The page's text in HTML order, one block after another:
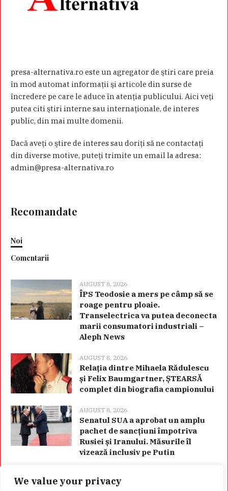
We value your privacy
presa-alternativa.ro este un agregator de ştiri care preia
în mod automat informaţii şi articole din surse de
încredere pe care le aduce în atenţia publicului. Aici veţi
putea citi ştiri interne sau internaţionale, de interes
public, din mai multe domenii.
Dacă aveţi o ştire de interes sau doriţi să ne contactaţi
din diverse motive, puteţi trimite un email la adresa:
admin@presa-alternativa.ro
Recomandate
Noi
Comentarii
AUGUST 8, 2026
ÎPS Teodosie a mers pe câmp să se
roage pentru ploaie.
Transelectrica va putea deconecta
marii consumatori industriali –
Aleph News
AUGUST 8, 2026
Relația dintre Mihaela Rădulescu
și Felix Baumgartner, ȘTEARSĂ
complet din biografia campionului
AUGUST 8, 2026
Senatul SUA a aprobat un amplu
pachet de sancțiuni împotriva
Rusiei și Iranului. Măsurile îl
vizează inclusiv pe Putin
Categorii